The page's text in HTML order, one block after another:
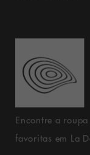
Encontre a
favoritas em La